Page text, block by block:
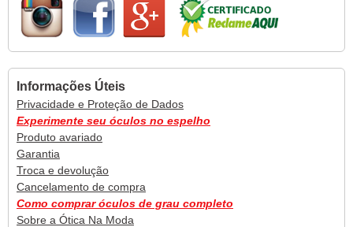
Informações Úteis
Privacidade e Proteção de Dados
Experimente seu óculos no espelho
Produto avariado
Garantia
Troca e devolução
Cancelamento de compra
Como comprar óculos de grau completo
Sobre a Ótica Na Moda